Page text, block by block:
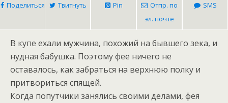
Поделиться Твитнуть Pin
Отпр. по
эл. почте
SMS
В купе ехали мужчина, похожий на бывшего зека, и
нудная бабушка. Поэтому фее ничего не
оставалось, как забраться на верхнюю полку и
притвориться спящей.
Когда попутчики занялись своими делами, фея